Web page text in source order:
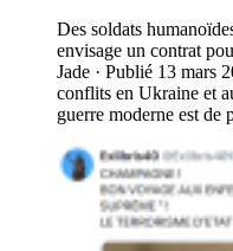
Des soldats
envisage un contrat
Jade · Publié 13 mars
conflits en Ukraine et
guerre moderne est